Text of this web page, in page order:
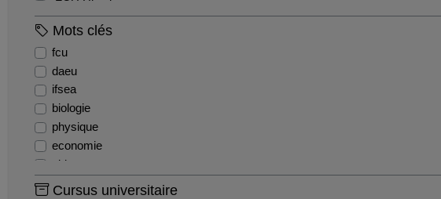
FCU Histoire
FCU Mathématiques
Mots clés
fcu
daeu
ifsea
biologie
physique
economie
aidants
du
Cursus universitaire